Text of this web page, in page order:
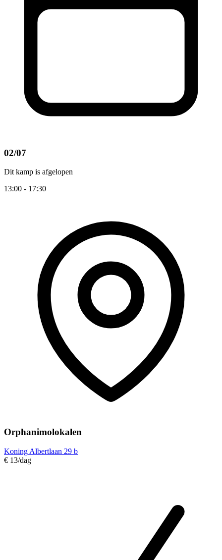
02/07
Dit kamp is afgelopen
13:00 - 17:30
Orphanimolokalen
Koning Albertlaan 29 b
€ 13/dag